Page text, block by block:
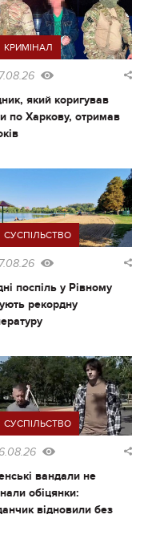
КРИМІНАЛ
який коригував
по Харкову, отримав
СУСПІЛЬСТВО
поспіль у Рівному
рекордну
СУСПІЛЬСТВО
вандали не
обіцянки:
відновили без